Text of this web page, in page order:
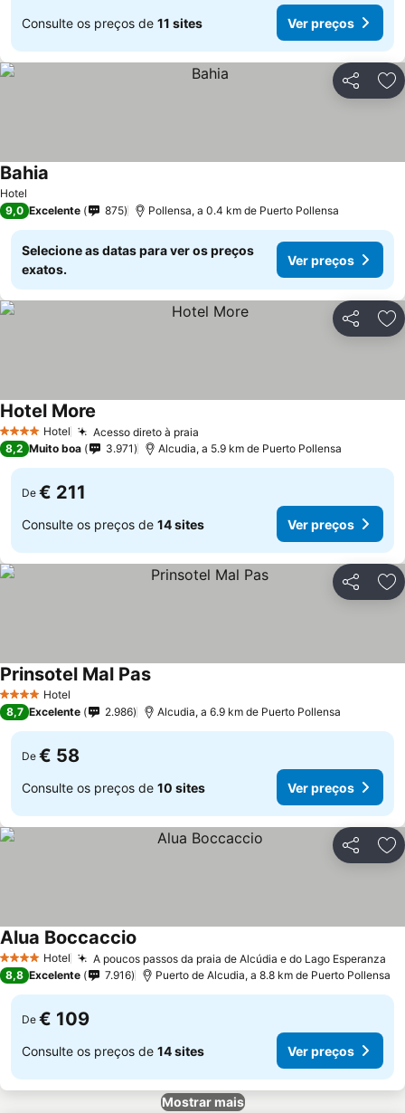
Consulte os preços de 11 sites Ver preços
Partilhar
Hotel
Bahia
9,0 Excelente 875 Pollensa, a 0.4 km de Puerto Pollensa
Selecione as datas para ver os preços
exatos.
Ver preços
Partilhar
4 EstrelasHotel Acesso direto à praia
Hotel More
8,2 Muito boa 3.971 Alcudia, a 5.9 km de Puerto Pollensa
De € 211
Consulte os preços de 14 sites Ver preços
Partilhar
4 EstrelasHotel
Prinsotel Mal Pas
8,7 Excelente 2.986 Alcudia, a 6.9 km de Puerto Pollensa
De € 58
Consulte os preços de 10 sites Ver preços
Partilhar
4 EstrelasHotel A poucos passos da praia de Alcúdia e do Lago Esperanza
Alua Boccaccio
8,8 Excelente 7.916 Puerto de Alcudia, a 8.8 km de Puerto Pollensa
De € 109
Consulte os preços de 14 sites Ver preços
Mostrar mais